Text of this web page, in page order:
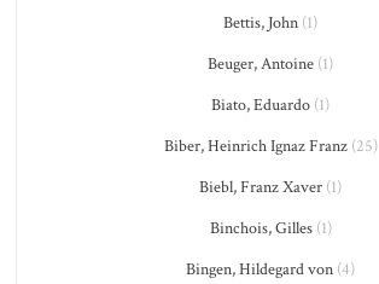
Bettis, John (1)
Beuger, Antoine (1)
Biato, Eduardo (1)
Biber, Heinrich Ignaz Franz(25)
Biebl, Franz Xaver (1)
Binchois, Gilles(1)
Bingen, Hildegard von (4)